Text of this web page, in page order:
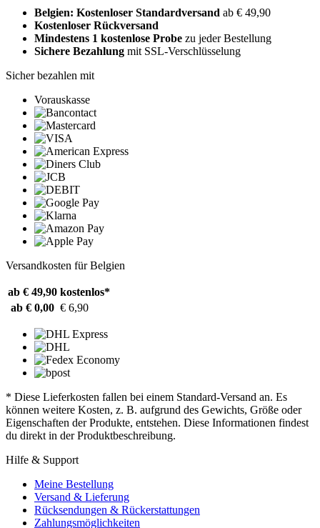
Belgien: Kostenloser Standardversand ab € 49,90
Kostenloser Rückversand
Mindestens 1 kostenlose Probe zu jeder Bestellung
Sichere Bezahlung mit SSL-Verschlüsselung
Sicher bezahlen mit
Vorauskasse
Versandkosten für Belgien
ab € 49,90 kostenlos*
ab € 0,00 € 6,90
* Diese Lieferkosten fallen bei einem Standard-Versand an. Es
können weitere Kosten, z. B. aufgrund des Gewichts, Größe oder
Eigenschaften der Produkte, entstehen. Diese Informationen findest
du direkt in der Produktbeschreibung.
Hilfe & Support
Meine Bestellung
Versand & Lieferung
Rücksendungen & Rückerstattungen
Zahlungsmöglichkeiten